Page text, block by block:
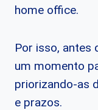
home office.
Por isso, antes
um momento
priorizando-as
e prazos.